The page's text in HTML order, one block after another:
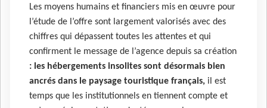
Les moyens humains et financiers mis en œuvre pour
l’étude de l’offre sont largement valorisés avec des
chiffres qui dépassent toutes les attentes et qui
confirment le message de l’agence depuis sa création
: les hébergements insolites sont désormais bien
ancrés dans le paysage touristique français, il est
temps que les institutionnels en tiennent compte et